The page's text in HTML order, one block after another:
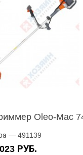
Oleo-Mac
— 491139
023 РУБ.